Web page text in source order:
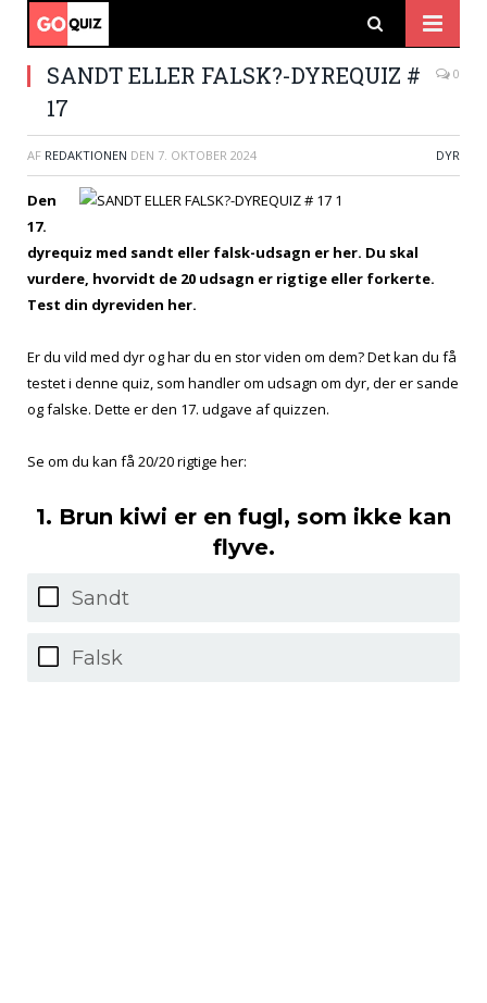
SANDT ELLER FALSK?-DYREQUIZ #
17
0
AF REDAKTIONEN DEN 7. OKTOBER 2024 DYR
Den
17.
dyrequiz med sandt eller falsk-udsagn er her. Du skal
vurdere, hvorvidt de 20 udsagn er rigtige eller forkerte.
Test din dyreviden her.
Er du vild med dyr og har du en stor viden om dem? Det kan du få
testet i denne quiz, som handler om udsagn om dyr, der er sande
og falske. Dette er den 17. udgave af quizzen.
Se om du kan få 20/20 rigtige her:
1. Brun kiwi er en fugl, som ikke kan
flyve.
Sandt
Falsk